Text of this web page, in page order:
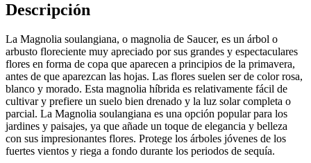
Descripción
La Magnolia soulangiana, o magnolia de Saucer, es un árbol o
arbusto floreciente muy apreciado por sus grandes y espectaculares
flores en forma de copa que aparecen a principios de la primavera,
antes de que aparezcan las hojas. Las flores suelen ser de color rosa,
blanco y morado. Esta magnolia híbrida es relativamente fácil de
cultivar y prefiere un suelo bien drenado y la luz solar completa o
parcial. La Magnolia soulangiana es una opción popular para los
jardines y paisajes, ya que añade un toque de elegancia y belleza
con sus impresionantes flores. Protege los árboles jóvenes de los
fuertes vientos y riega a fondo durante los periodos de sequía.